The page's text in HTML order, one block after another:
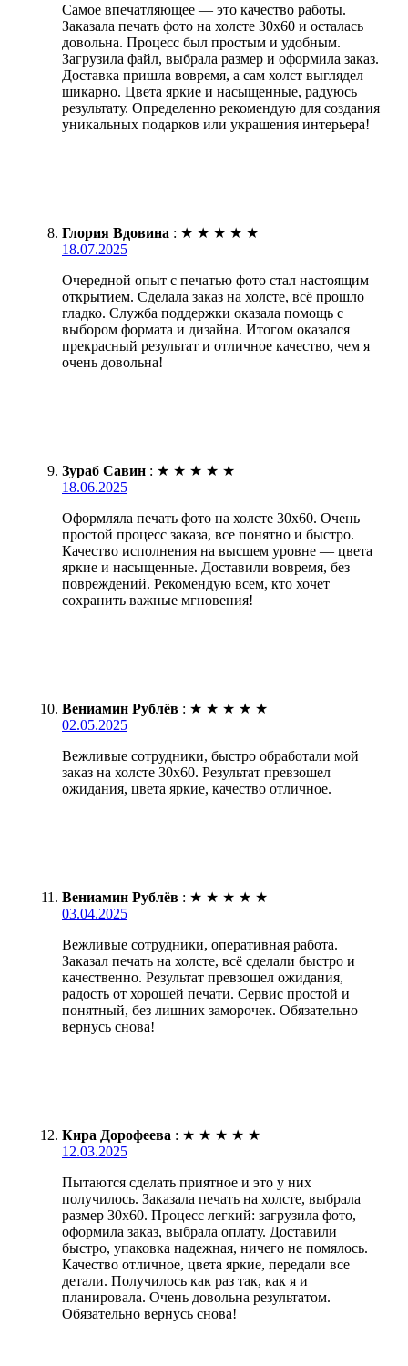
Самое впечатляющее — это качество работы.
Заказала печать фото на холсте 30х60 и осталась
довольна. Процесс был простым и удобным.
Загрузила файл, выбрала размер и оформила заказ.
Доставка пришла вовремя, а сам холст выглядел
шикарно. Цвета яркие и насыщенные, радуюсь
результату. Определенно рекомендую для создания
уникальных подарков или украшения интерьера!
Глория Вдовина : ★ ★ ★ ★ ★
18.07.2025
Очередной опыт с печатью фото стал настоящим
открытием. Сделала заказ на холсте, всё прошло
гладко. Служба поддержки оказала помощь с
выбором формата и дизайна. Итогом оказался
прекрасный результат и отличное качество, чем я
очень довольна!
Зураб Савин : ★ ★ ★ ★ ★
18.06.2025
Оформляла печать фото на холсте 30х60. Очень
простой процесс заказа, все понятно и быстро.
Качество исполнения на высшем уровне — цвета
яркие и насыщенные. Доставили вовремя, без
повреждений. Рекомендую всем, кто хочет
сохранить важные мгновения!
Вениамин Рублёв : ★ ★ ★ ★ ★
02.05.2025
Вежливые сотрудники, быстро обработали мой
заказ на холсте 30х60. Результат превзошел
ожидания, цвета яркие, качество отличное.
Вениамин Рублёв : ★ ★ ★ ★ ★
03.04.2025
Вежливые сотрудники, оперативная работа.
Заказал печать на холсте, всё сделали быстро и
качественно. Результат превзошел ожидания,
радость от хорошей печати. Сервис простой и
понятный, без лишних заморочек. Обязательно
вернусь снова!
Кира Дорофеева : ★ ★ ★ ★ ★
12.03.2025
Пытаются сделать приятное и это у них
получилось. Заказала печать на холсте, выбрала
размер 30х60. Процесс легкий: загрузила фото,
оформила заказ, выбрала оплату. Доставили
быстро, упаковка надежная, ничего не помялось.
Качество отличное, цвета яркие, передали все
детали. Получилось как раз так, как я и
планировала. Очень довольна результатом.
Обязательно вернусь снова!